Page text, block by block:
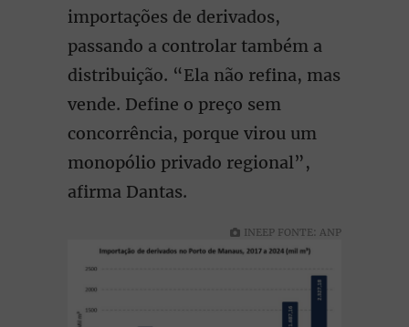
importações de derivados,
passando a controlar também a
distribuição. “Ela não refina, mas
vende. Define o preço sem
concorrência, porque virou um
monopólio privado regional”,
afirma Dantas.
INEEP FONTE: ANP